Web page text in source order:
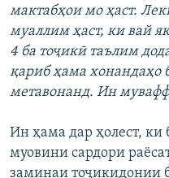
мактабҳои мо ҳаст.
муаллим ҳаст, ки вай
4 ба тоҷикӣ таълим
қариб ҳама хонандаҳо
метавонанд. Ин
Ин ҳама дар ҳолест, ки
муовини сардори
заминаи тоҷикидонии